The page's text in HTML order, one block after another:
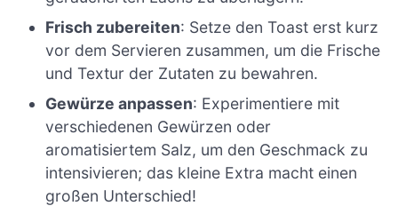
Frisch zubereiten: Setze den Toast erst kurz
vor dem Servieren zusammen, um die Frische
und Textur der Zutaten zu bewahren.
Gewürze anpassen: Experimentiere mit
verschiedenen Gewürzen oder
aromatisiertem Salz, um den Geschmack zu
intensivieren; das kleine Extra macht einen
großen Unterschied!